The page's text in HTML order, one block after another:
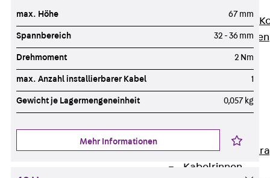
Beratung, Planung,
Individuelle Lösungen
Ausbau
Kabeltragsysteme
Zurück
Kabelrinnen
max. Höhe 67 mm
Spannbereich 32 - 36 mm
Drehmoment 2 Nm
max. Anzahl installierbarer Kabel 1
Gewicht je Lagermengeneinheit 0,057 kg
Mehr Informationen